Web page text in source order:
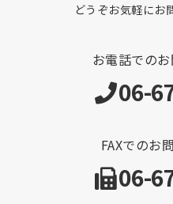
どうぞお気軽にお
お電話での
06-
FAXでのお
06-